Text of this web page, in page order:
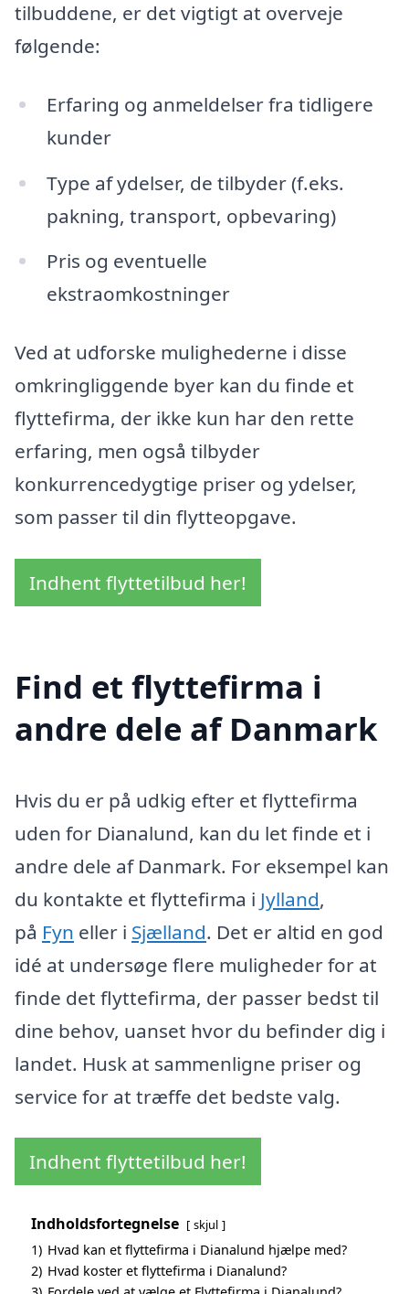
tilbuddene, er det vigtigt at overveje
følgende:
Erfaring og anmeldelser fra tidligere
kunder
Type af ydelser, de tilbyder (f.eks.
pakning, transport, opbevaring)
Pris og eventuelle
ekstraomkostninger
Ved at udforske mulighederne i disse
omkringliggende byer kan du finde et
flyttefirma, der ikke kun har den rette
erfaring, men også tilbyder
konkurrencedygtige priser og ydelser,
som passer til din flytteopgave.
Indhent flyttetilbud her!
Find et flyttefirma i
andre dele af Danmark
Hvis du er på udkig efter et flyttefirma
uden for Dianalund, kan du let finde et i
andre dele af Danmark. For eksempel kan
du kontakte et flyttefirma i Jylland,
på Fyn eller i Sjælland. Det er altid en god
idé at undersøge flere muligheder for at
finde det flyttefirma, der passer bedst til
dine behov, uanset hvor du befinder dig i
landet. Husk at sammenligne priser og
service for at træffe det bedste valg.
Indhent flyttetilbud her!
Indholdsfortegnelse skjul
1) Hvad kan et flyttefirma i Dianalund hjælpe med?
2) Hvad koster et flyttefirma i Dianalund?